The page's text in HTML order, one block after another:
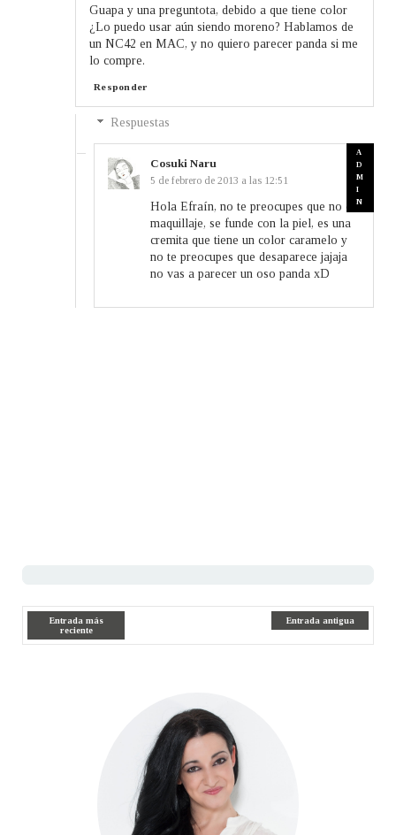
Guapa y una preguntota, debido a que tiene color
¿Lo puedo usar aún siendo moreno? Hablamos de
un NC42 en MAC, y no quiero parecer panda si me
lo compre.
Responder
Respuestas
Cosuki Naru
5 de febrero de 2013 a las 12:51
Hola Efraín, no te preocupes que no es
maquillaje, se funde con la piel, es una
cremita que tiene un color caramelo y
no te preocupes que desaparece jajaja
no vas a parecer un oso panda xD
Entrada más
reciente
Entrada antigua